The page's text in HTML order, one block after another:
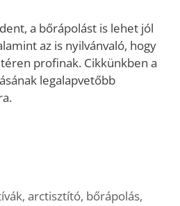
a bőrápolást is lehet jól
az is nyilvánvaló, hogy
profinak. Cikkünkben a
legalapvetőbb
,arctisztító, bőrápolás,